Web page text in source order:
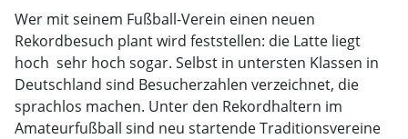
Wer mit seinem Fußball-Verein einen neuen
Rekordbesuch plant wird feststellen: die Latte liegt
hoch  sehr hoch sogar. Selbst in untersten Klassen in
Deutschland sind Besucherzahlen verzeichnet, die
sprachlos machen. Unter den Rekordhaltern im
Amateurfußball sind neu startende Traditionsvereine